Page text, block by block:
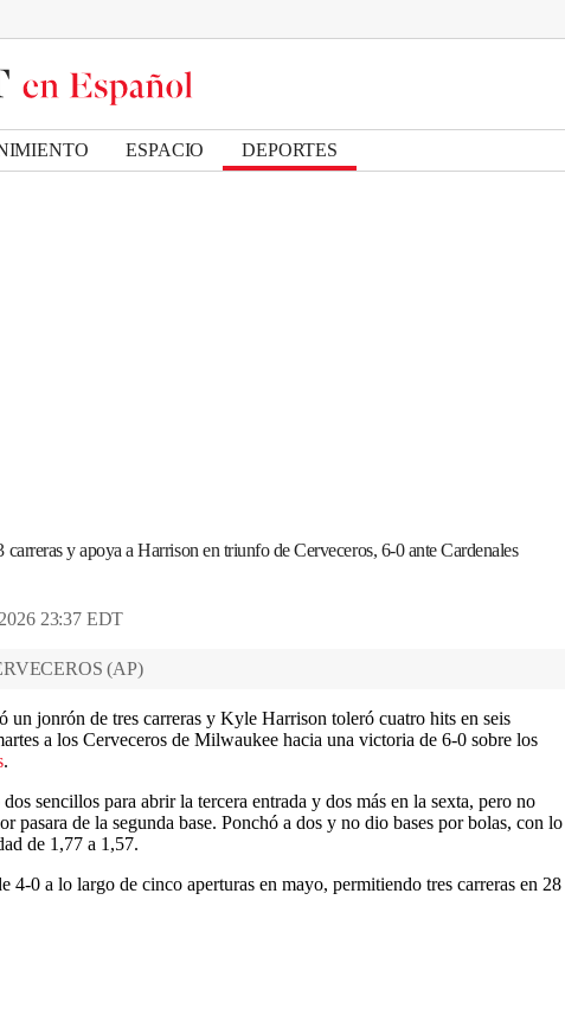
ESPACIO DEPORTES
y apoya a Harrison en triunfo de Cerveceros, 6-0 ante Cardenales
23:37 EDT
(AP)
un jonrón de tres carreras y Kyle Harrison toleró cuatro hits en seis
a los Cerveceros de Milwaukee hacia una victoria de 6-0 sobre los
.
sencillos para abrir la tercera entrada y dos más en la sexta, pero no
pasara de la segunda base. Ponchó a dos y no dio bases por bolas, con lo
de 1,77 a 1,57.
4-0 a lo largo de cinco aperturas en mayo, permitiendo tres carreras en 28